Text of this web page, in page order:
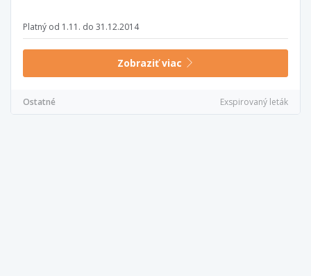
Platný od 1.11. do 31.12.2014
Zobraziť viac
Ostatné Exspirovaný leták